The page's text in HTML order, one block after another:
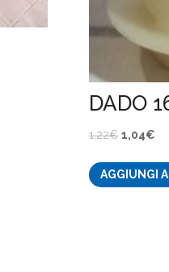
DADO
1,22€ Il
originale
1,04€Il
AGGIUNGI